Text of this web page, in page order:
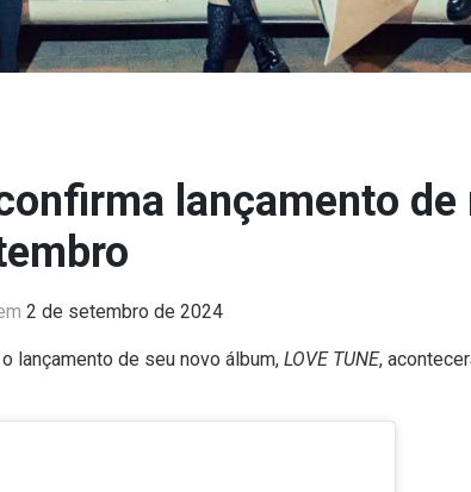
lançamento de
2 de setembro de 2024
lançamento de seu novo álbum, LOVE TUNE,